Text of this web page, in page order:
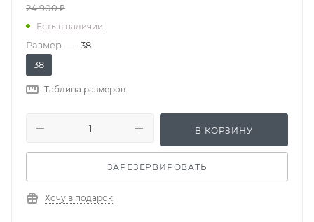
24 900₽
Есть в наличии
Размер — 38
38
Таблица размеров
В КОРЗИНУ
ЗАРЕЗЕРВИРОВАТЬ
Хочу в подарок